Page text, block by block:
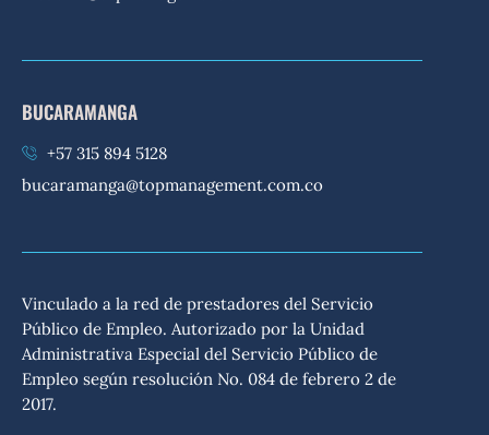
BUCARAMANGA
+57 315 894 5128
bucaramanga@topmanagement.com.co
Vinculado a la red de prestadores del Servicio
Público de Empleo. Autorizado por la Unidad
Administrativa Especial del Servicio Público de
Empleo según resolución No. 084 de febrero 2 de
2017.